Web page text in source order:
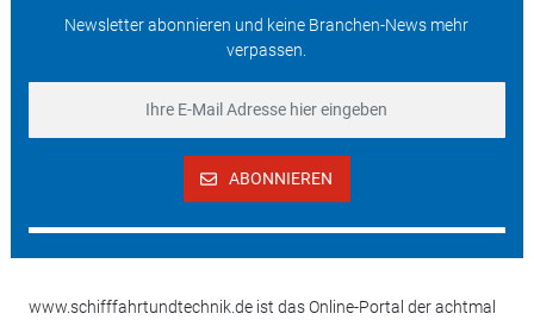
Newsletter abonnieren und keine Branchen-News mehr
verpassen.
ABONNIEREN
www.schifffahrtundtechnik.de ist das Online-Portal der achtmal